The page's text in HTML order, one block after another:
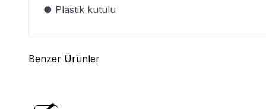
● Plastik kutulu
Benzer Ürünler
CRESCENT